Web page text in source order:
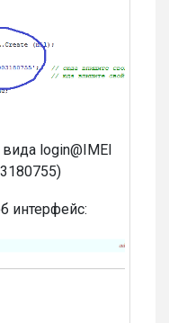
login@IMEI
интерфейс: